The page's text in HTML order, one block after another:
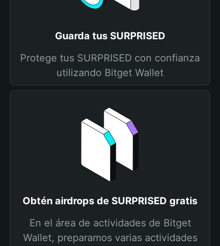
Guarda tus SURPRISED
Protege tus SURPRISED con confianza
utilizando Bitget Wallet
Obtén airdrops de SURPRISED gratis
En el área de actividades de Bitget
Wallet, preparamos varias actividades